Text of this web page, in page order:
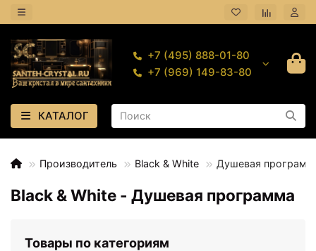
+7 (495) 888-01-80
+7 (969) 149-83-80
КАТАЛОГ
Производитель Black & White Душевая
Black & White - Душевая программа
Товары по категориям